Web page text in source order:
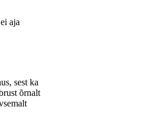
aja
sest ka
õrnalt